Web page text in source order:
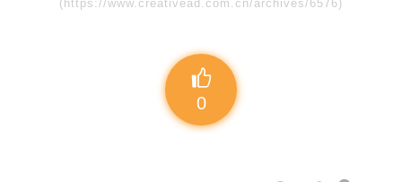
(https://www.creativead.com.cn/archives/6576)
0